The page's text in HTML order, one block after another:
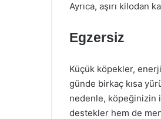
Ayrıca, aşırı kilodan
Egzersiz
Küçük köpekler,
günde birkaç kısa
nedenle, köpeğinizin
destekler hem de